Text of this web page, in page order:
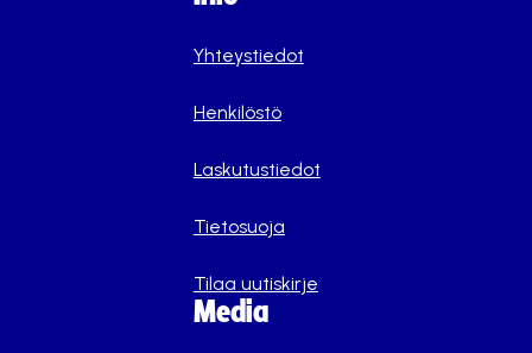
Yhteystiedot
Henkilöstö
Laskutustiedot
Tietosuoja
Tilaa uutiskirje
Media